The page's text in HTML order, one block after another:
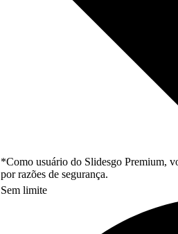
*Como usuário do Slidesgo Premium,
por razões de segurança.
Sem limite